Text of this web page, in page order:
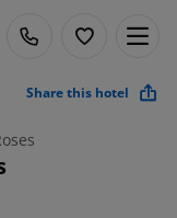
Share this hotel